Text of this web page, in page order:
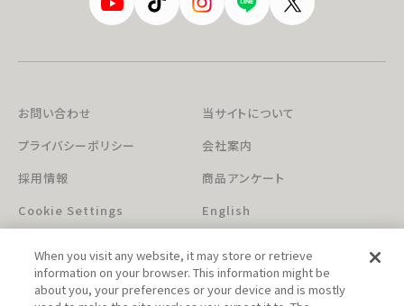
お問い合わせ
当サイトについて
プライバシーポリシー
会社案内
採用情報
商品アンケート
Cookie Settings
English
When you visit any website, it may store or retrieve
information on your browser. This information might be
about you, your preferences or your device and is mostly